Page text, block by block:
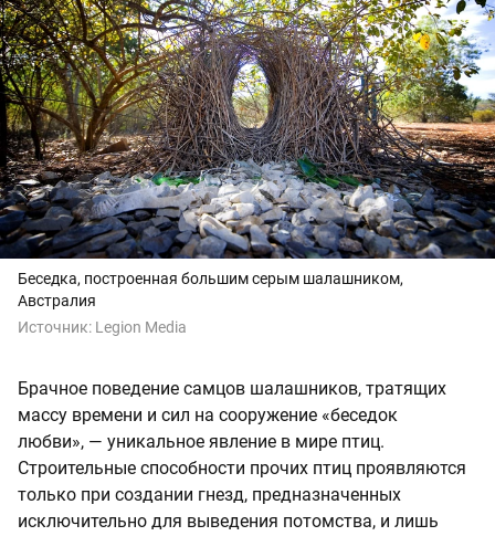
Беседка, построенная большим серым шалашником,
Австралия
Источник: Legion Media
Брачное поведение самцов шалашников, тратящих
массу времени и сил на сооружение «беседок
любви», — уникальное явление в мире птиц.
Строительные способности прочих птиц проявляются
только при создании гнезд, предназначенных
исключительно для выведения потомства, и лишь